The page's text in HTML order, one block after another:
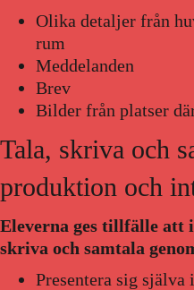
Olika detaljer från
rum
Meddelanden
Brev
Bilder från platser
Tala, skriva och
produktion och
Eleverna ges tillfälle att
skriva och samtala
Presentera sig